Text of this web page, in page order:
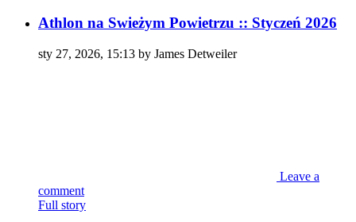
Athlon na Swieżym Powietrzu :: Styczeń 2026
sty 27, 2026, 15:13 by James Detweiler
Leave a
comment
Full story